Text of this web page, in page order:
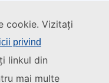
cookie. Vizitați
privind
linkul din
mai multe